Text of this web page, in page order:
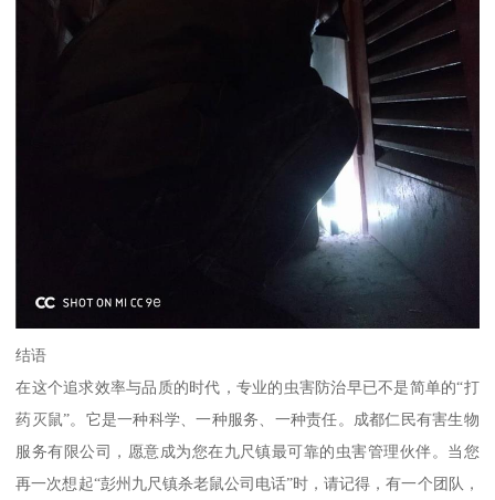
结语
在这个追求效率与品质的时代，专业的虫害防治早已不是简单的“打
药灭鼠”。它是一种科学、一种服务、一种责任。成都仁民有害生物
服务有限公司，愿意成为您在九尺镇最可靠的虫害管理伙伴。当您
再一次想起“彭州九尺镇杀老鼠公司电话”时，请记得，有一个团队，